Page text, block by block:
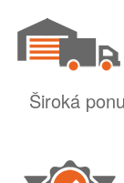
Široká